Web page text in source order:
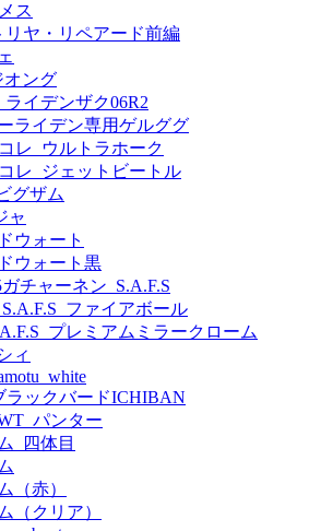
ス
ヤ・リペアード前編
オング
イデンザク06R2
ライデン専用ゲルググ
レ_ウルトラホーク
レ_ジェットビートル
グザム
ャ
ウォート
ウォート黒
チャーネン_S.A.F.S
ファイアボール
プレミアムミラークローム
ィ
ラックバードICHIBAN
パンター
_四体目
（赤）
（クリア）